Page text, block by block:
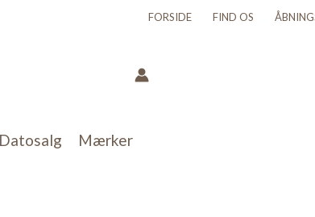
FORSIDE FIND OS
Datosalg Mærker